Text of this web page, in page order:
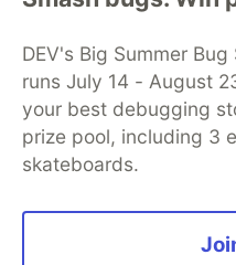
DEV's Big Summer
runs July 14 - August
your best debugging
prize pool, including 3
skateboards.
development and
DEV Education Tracks
Organization Accounts
Free Postgres
Code of Conduct
Built on
Forem open
and other